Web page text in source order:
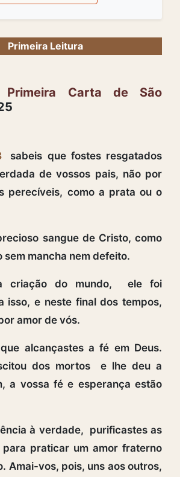
Primeira Leitura
Primeira Carta de São
sabeis que fostes resgatados
de vossos pais, não por
perecíveis, como a prata ou o
sangue de Cristo, como
sem mancha nem defeito.
criação do mundo, ele foi
isso, e neste final dos tempos,
amor de vós.
alcançastes a fé em Deus.
dos mortos e lhe deu a
a vossa fé e esperança estão
à verdade, purificastes as
para praticar um amor fraterno
Amai-vos, pois, uns aos outros,